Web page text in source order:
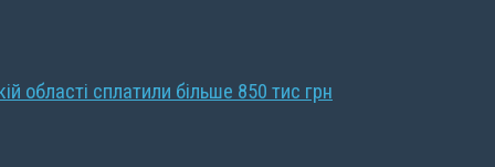
області сплатили більше 850 тис грн